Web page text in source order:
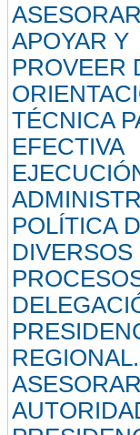
APOYAR Y
PROVEER
TÉCNICA
EFECTIVA
POLÍTICA
DIVERSOS
REGIONAL.